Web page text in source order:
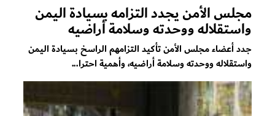
مجلس الأمن يجدد التزامه بسيادة اليمن
واستقلاله ووحدته وسلامة أراضيه
جدد أعضاء مجلس الأمن تأكيد التزامهم الراسخ بسيادة اليمن
واستقلاله ووحدته وسلامة أراضيه، وأهمية احترا...